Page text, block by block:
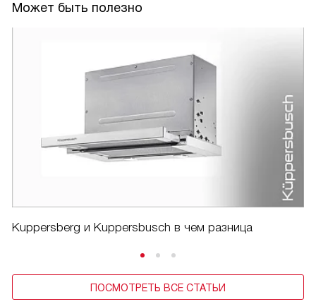
Может быть полезно
Kuppersberg и Kuppersbusch в чем разница
ПОСМОТРЕТЬ ВСЕ СТАТЬИ